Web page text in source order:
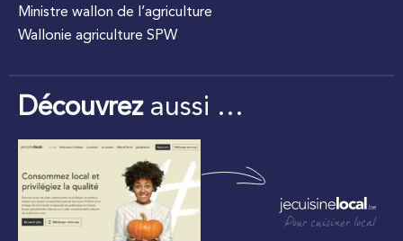
Ministre wallon de l’agriculture
Wallonie agriculture SPW
Découvrezaussi …
Pour cuisiner local